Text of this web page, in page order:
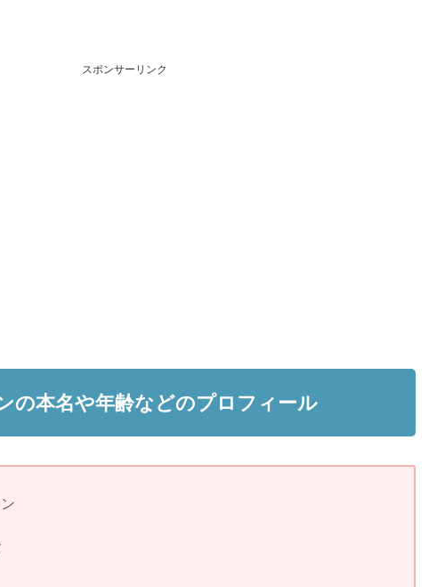
スポンサーリンク
の本名や年齢などのプロフィール